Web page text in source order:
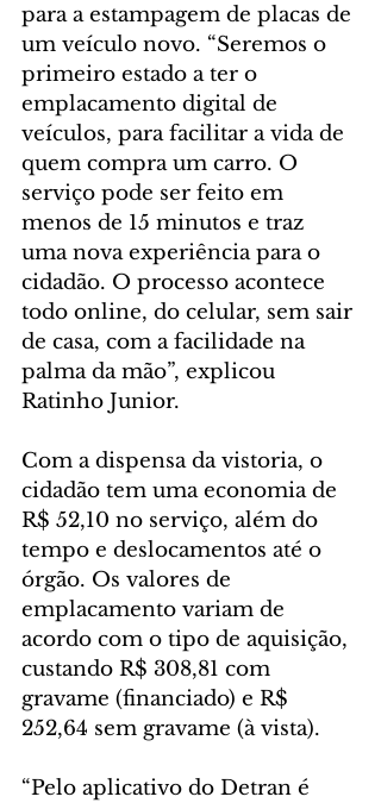
para a estampagem de placas de
um veículo novo. “Seremos o
primeiro estado a ter o
emplacamento digital de
veículos, para facilitar a vida de
quem compra um carro. O
serviço pode ser feito em
menos de 15 minutos e traz
uma nova experiência para o
cidadão. O processo acontece
todo online, do celular, sem sair
de casa, com a facilidade na
palma da mão”, explicou
Ratinho Junior.
Com a dispensa da vistoria, o
cidadão tem uma economia de
R$ 52,10 no serviço, além do
tempo e deslocamentos até o
órgão. Os valores de
emplacamento variam de
acordo com o tipo de aquisição,
custando R$ 308,81 com
gravame (financiado) e R$
252,64 sem gravame (à vista).
“Pelo aplicativo do Detran é